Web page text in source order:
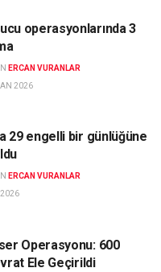
operasyonlarında 3
ERCAN VURANLAR
2026
29 engelli bir günlüğüne
ERCAN VURANLAR
2026
Operasyonu: 600
Ele Geçirildi